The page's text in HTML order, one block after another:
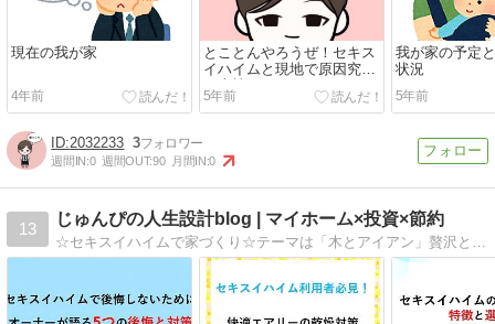
現在の我が家
4年前
とことんやろうぜ！セキス
イハイムと現地で原因究明
（上棟21日目）
5年前
我が家の予定
状況
5年前
2032233 3
週間IN:0 週間OUT:90 月間IN:0
13
じゅんぴの人生設計blog | マイホーム×投資×節約
☆セキスイハイムで家づくり☆テーマは「木とアイアン」贅沢と節約を使い分けてこだわりのあるマイホームを目指してます！投資と節約による資産形成も行なっています！！